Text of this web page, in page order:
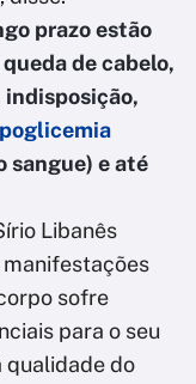
prazo estão
de cabelo,
indisposição,
sangue) e até
Libanês
manifestações
sofre
para o seu
qualidade do